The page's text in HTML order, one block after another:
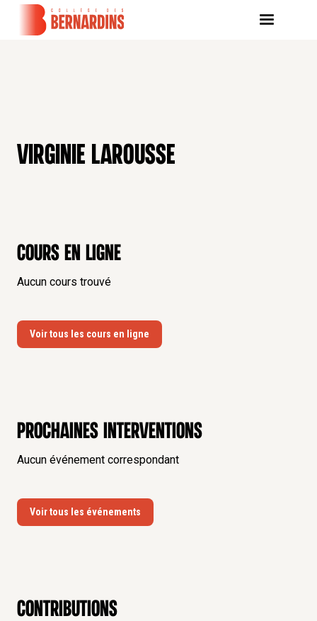
VIRGINIE LAROUSSE
Cours en ligne
Aucun cours trouvé
Voir tous les cours en ligne
Prochaines interventions
Aucun événement correspondant
Voir tous les événements
contributions